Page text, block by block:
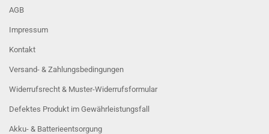
AGB
Impressum
Kontakt
Versand- & Zahlungsbedingungen
Widerrufsrecht & Muster-Widerrufsformular
Defektes Produkt im Gewährleistungsfall
Akku- & Batterieentsorgung